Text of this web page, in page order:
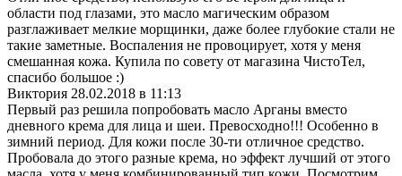
области под глазами, это масло магическим образом
разглаживает мелкие морщинки, даже более глубокие стали не
такие заметные. Воспаления не провоцирует, хотя у меня
смешанная кожа. Купила по совету от магазина ЧистоТел,
спасибо большое :)
Виктория 28.02.2018 в 11:13
Первый раз решила попробовать масло Арганы вместо
дневного крема для лица и шеи. Превосходно!!! Особенно в
зимний период. Для кожи после 30-ти отличное средство.
Пробовала до этого разные крема, но эффект лучший от этого